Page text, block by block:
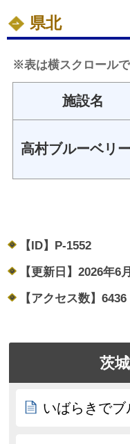
県北
※表は横スクロールで
施設名
高村ブルーベリ
【ID】 P-1552
【更新日】 2026年6
【アクセス数】 6436
茨
いばらきでブ